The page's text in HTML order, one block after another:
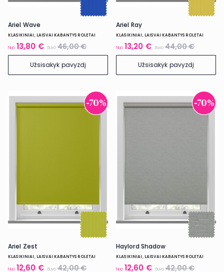
Ariel Wave
KLASIKINIAI, LAISVAI KABANTYS ROLETAI
Nuo 13,80 € Buvo46,00 €
Užsisakyk pavyzdį
Ariel Ray
KLASIKINIAI, LAISVAI KABANTYS ROLETAI
Nuo 13,20 € Buvo44,00 €
Užsisakyk pavyzdį
-70%
Ariel Zest
KLASIKINIAI, LAISVAI KABANTYS ROLETAI
Nuo 12,60 € Buvo42,00 €
-70%
Haylord Shadow
KLASIKINIAI, LAISVAI KABANTYS ROLETAI
Nuo 12,60 € Buvo42,00 €